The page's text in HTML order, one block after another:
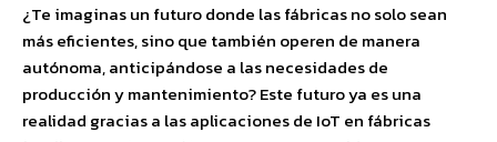
¿Te imaginas un futuro donde las fábricas no solo sean
más eficientes, sino que también operen de manera
autónoma, anticipándose a las necesidades de
producción y mantenimiento? Este futuro ya es una
realidad gracias a las aplicaciones de IoT en fábricas